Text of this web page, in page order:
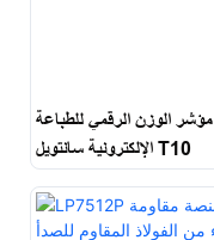
مؤشر الوزن الرقمي للطباعة
الإلكترونية سانتويل T10